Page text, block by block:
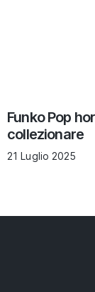
Funko Pop
collezionare
21 Luglio 2025